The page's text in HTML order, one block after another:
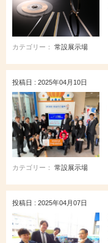
カテゴリー： 常設展示場
投稿日 : 2025年04月10日
カテゴリー： 常設展示場
投稿日 : 2025年04月07日